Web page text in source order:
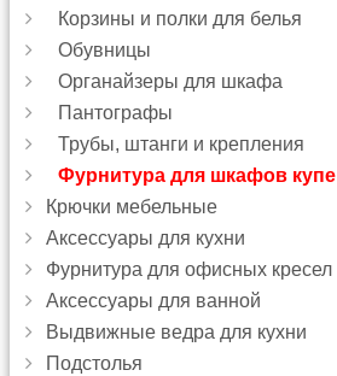
Корзины и полки для белья
Обувницы
Органайзеры для шкафа
Пантографы
Трубы, штанги и крепления
Фурнитура для шкафов купе
Крючки мебельные
Аксессуары для кухни
Фурнитура для офисных кресел
Аксессуары для ванной
Выдвижные ведра для кухни
Подстолья